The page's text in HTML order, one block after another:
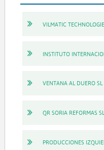
VILMATIC
INSTITUTO
VENTANA AL DUERO SL
QR SORIA REFORMAS SL
PRODUCCIONES